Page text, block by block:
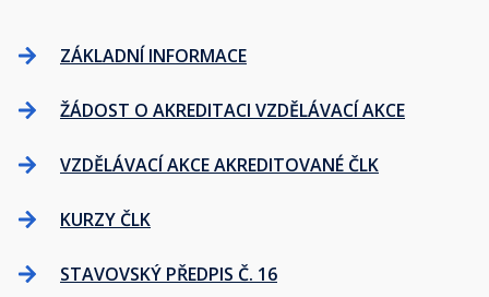
ZÁKLADNÍ INFORMACE
ŽÁDOST O AKREDITACI VZDĚLÁVACÍ AKCE
VZDĚLÁVACÍ AKCE AKREDITOVANÉ ČLK
KURZY ČLK
STAVOVSKÝ PŘEDPIS Č. 16